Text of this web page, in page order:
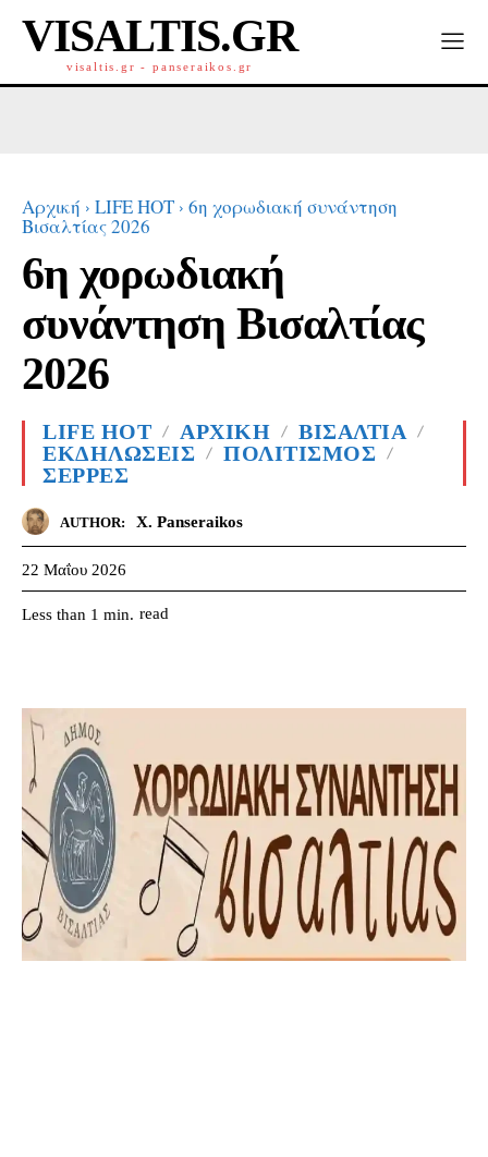
VISALTIS.GR
visaltis.gr - panseraikos.gr
Αρχική LIFE HOT 6η χορωδιακή συνάντηση
Βισαλτίας 2026
6η χορωδιακή
συνάντηση Βισαλτίας
2026
LIFE HOT ΑΡΧΙΚΗ
ΒΙΣΑΛΤΙΑ
ΕΚΔΗΛΏΣΕΙΣ
ΠΟΛΙΤΙΣΜΟΣ
ΣΕΡΡΕΣ
AUTHOR: X. Panseraikos
22 Μαΐου 2026
Less than 1 min. read